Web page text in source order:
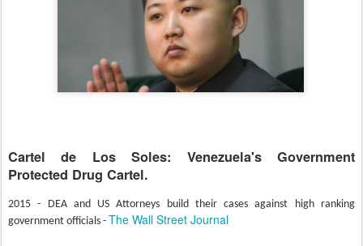
Cartel de Los Soles: Venezuela's Government
Protected Drug Cartel.
2015 - DEA and US Attorneys build their cases against high ranking
government officials - The Wall Street Journal